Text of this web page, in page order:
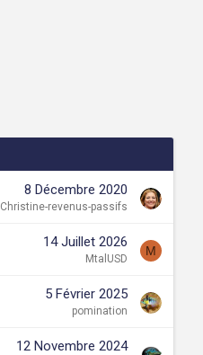
8 Décembre 2020
Christine-revenus-passifs
14 Juillet 2026
MtalUSD
M
5 Février 2025
pomination
12 Novembre 2024